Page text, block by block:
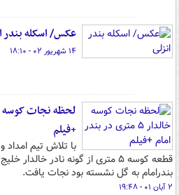
عکس/ اسکله بندر
۱۴ شهریور ۰۲ - ۱۸:۱۰
+فیلم
با تلاش تیم
قطعه کوسه ۵ متری از گونه نادر
بندرامام به گل نشسته بود نجات یافت.
۲ آبان ۰۱ - ۱۹:۴۸